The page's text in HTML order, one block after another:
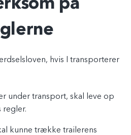
på
hvis I transporterer
under transport, skal leve op
regler.
kunne trække trailerens